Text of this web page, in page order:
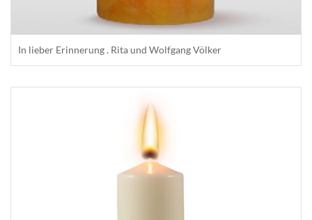
In lieber Erinnerung . Rita und Wolfgang Völker